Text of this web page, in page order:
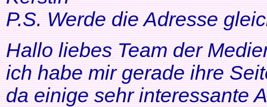
P.S. Werde die Adresse
Hallo liebes Team der
ich habe mir gerade ihre
da einige sehr interessante